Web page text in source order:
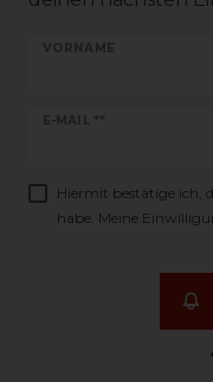
VORNAME
E-MAIL **
Newsletter
Hiermit bestätige ich,
habe. Meine